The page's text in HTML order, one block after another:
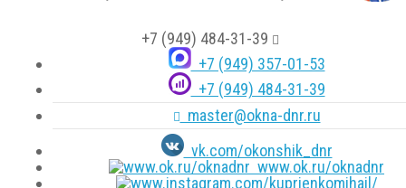
+7 (949) 484-31-39
+7 (949) 357-01-53
+7 (949) 484-31-39
master@okna-dnr.ru
vk.com/okonshik_dnr
www.ok.ru/oknadnr